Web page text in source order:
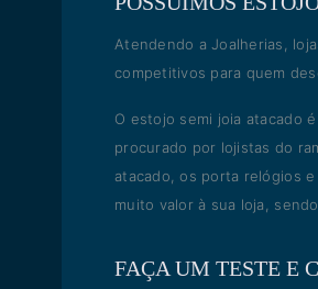
Atendendo a Joalherias,
competitivos para quem
O estojo semi joia atacado
procurado por lojistas do
atacado, os porta relógios
muito valor à sua loja,
FAÇA UM TESTE E